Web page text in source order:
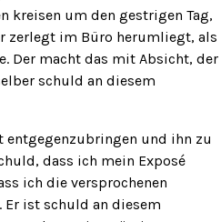
kreisen um den gestrigen Tag,
zerlegt im Büro herumliegt, als
Der macht das mit Absicht, der
schuld an diesem
entgegenzubringen und ihn zu
dass ich mein Exposé
ich die versprochenen
Er ist schuld an diesem